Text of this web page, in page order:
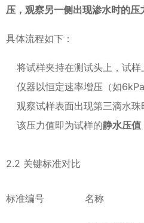
压，观察另一侧出现渗水时的压
具体流程如下：
将试样夹持在测试头上，试样
仪器以恒定速率增压（如
观察试样表面出现第三滴水珠
该压力值即为试样的静水压值
2.2 关键标准对比
标准编号 名称